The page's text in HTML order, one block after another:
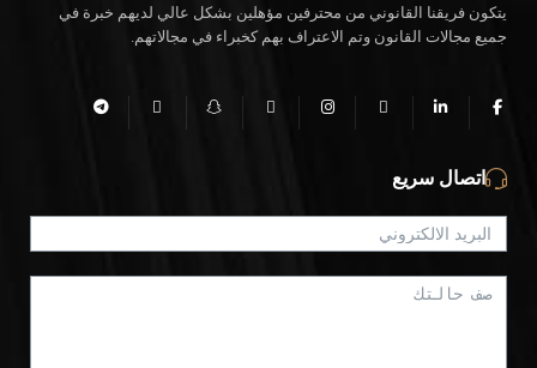
يتكون فريقنا القانوني من محترفين مؤهلين بشكل عالي لديهم خبرة في
جميع مجالات القانون وتم الاعتراف بهم كخبراء في مجالاتهم.
اتصال سريع